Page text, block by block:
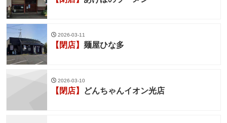
2026-03-11
【閉店】 麺屋ひな多
2026-03-10
【閉店】 どんちゃんイオン光店